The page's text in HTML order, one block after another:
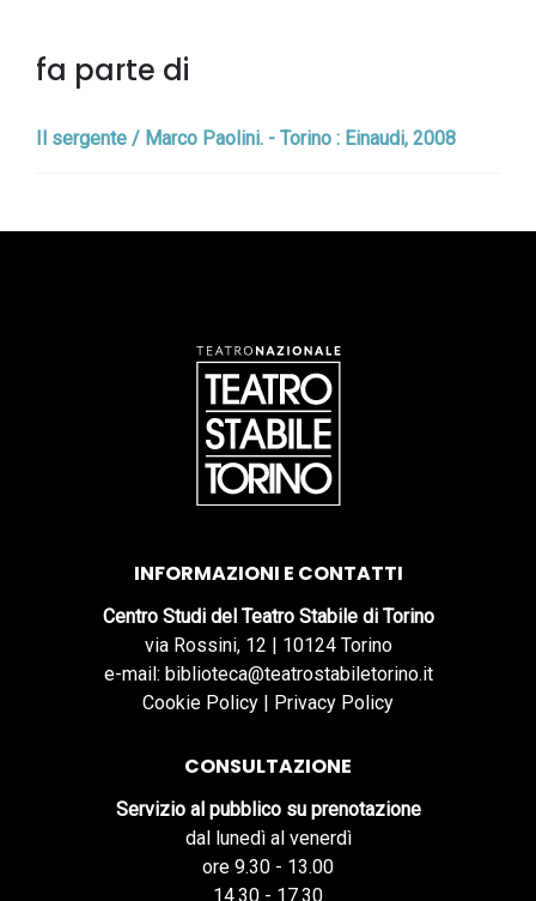
fa parte di
Il sergente / Marco Paolini. - Torino : Einaudi, 2008
INFORMAZIONI E CONTATTI
Centro Studi del Teatro Stabile di Torino
via Rossini, 12 | 10124 Torino
e-mail: biblioteca@teatrostabiletorino.it
Cookie Policy | Privacy Policy
CONSULTAZIONE
Servizio al pubblico su prenotazione
dal lunedì al venerdì
ore 9.30 - 13.00
14.30 - 17.30